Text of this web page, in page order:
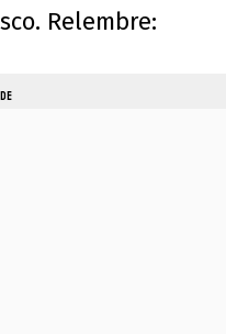
Relembre: